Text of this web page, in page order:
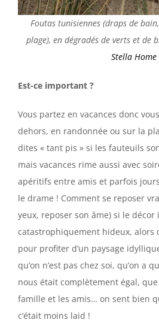
Foutas tunisiennes (draps de
plage), en dégradés de verts et de
Stella Home
Est-ce important ?
Vous partez en vacances donc
dehors, en randonnée ou sur la
dites « tant pis » si les fauteuils
mais vacances rime aussi avec
apéritifs entre amis et parfois
le drame ! Comment se reposer
yeux, reposer son âme) si le
catastrophiquement hideux, alors
pour profiter d’un paysage
qu’on n’est pas chez soi, qu’on a
nous était complètement égal, que
famille et les amis… on sent bien
c’était moins laid !